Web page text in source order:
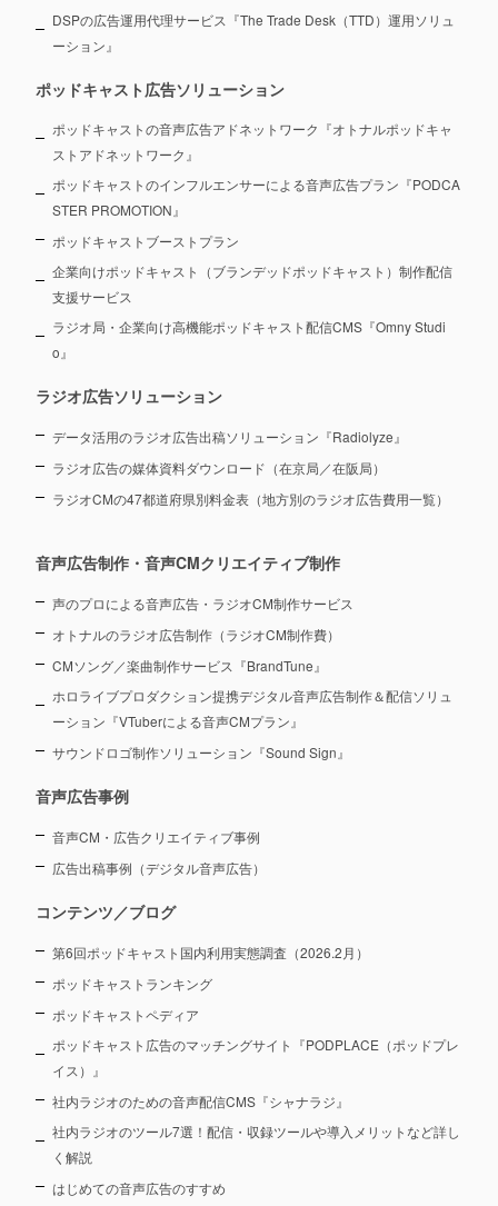
DSPの広告運用代理サービス『The Trade Desk（TTD）運用ソリュ
ーション』
ポッドキャスト広告ソリューション
ポッドキャストの音声広告アドネットワーク『オトナルポッドキャ
ストアドネットワーク』
ポッドキャストのインフルエンサーによる音声広告プラン『PODCA
STER PROMOTION』
ポッドキャストブーストプラン
企業向けポッドキャスト（ブランデッドポッドキャスト）制作配信
支援サービス
ラジオ局・企業向け高機能ポッドキャスト配信CMS『Omny Studi
o』
ラジオ広告ソリューション
データ活用のラジオ広告出稿ソリューション『Radiolyze』
ラジオ広告の媒体資料ダウンロード（在京局／在阪局）
ラジオCMの47都道府県別料金表（地方別のラジオ広告費用一覧）
音声広告制作・音声CMクリエイティブ制作
声のプロによる音声広告・ラジオCM制作サービス
オトナルのラジオ広告制作（ラジオCM制作費）
CMソング／楽曲制作サービス『BrandTune』
ホロライブプロダクション提携デジタル音声広告制作＆配信ソリュ
ーション 『VTuberによる音声CMプラン』
サウンドロゴ制作ソリューション『Sound Sign』
音声広告事例
音声CM・広告クリエイティブ事例
広告出稿事例（デジタル音声広告）
コンテンツ／ブログ
第6回ポッドキャスト国内利用実態調査（2026.2月）
ポッドキャストランキング
ポッドキャストペディア
ポッドキャスト広告のマッチングサイト『PODPLACE（ポッドプレ
イス）』
社内ラジオのための音声配信CMS『シャナラジ』
社内ラジオのツール7選！配信・収録ツールや導入メリットなど詳し
く解説
はじめての音声広告のすすめ